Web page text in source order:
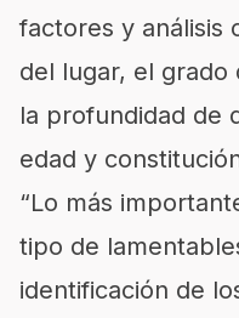
factores y análisis
del lugar, el
la profundidad de
edad y
“Lo más
tipo de
identificación de